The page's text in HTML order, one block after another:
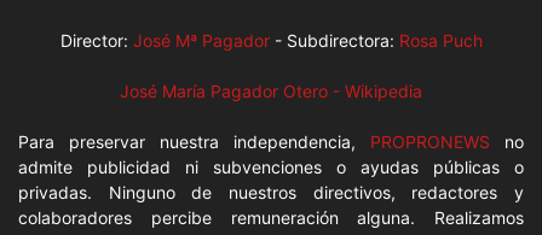
Director: José Mª Pagador- Subdirectora: Rosa Puch
José María Pagador Otero - Wikipedia
Para preservar nuestra independencia, PROPRONEWS no
admite publicidad ni subvenciones o ayudas públicas o
privadas. Ninguno de nuestros directivos, redactores y
colaboradores percibe remuneración alguna. Realizamos